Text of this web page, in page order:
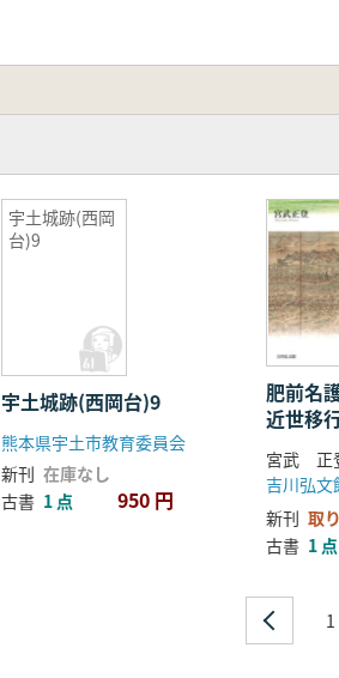
宇土城跡(西岡
台)9
宇土城跡(西岡台)9
熊本県宇土市教育委員会
新刊 在庫なし
古書 1 点 950 円
肥前名
近世移
宮武 正
吉川弘文
新刊 取
古書 1 点
1